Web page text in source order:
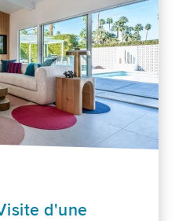
d'une